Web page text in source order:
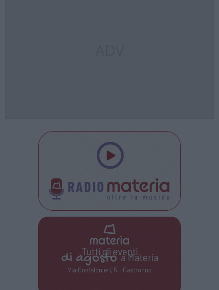
Tutti gli eventi
di agostoa Materia
Via Confalonieri, 5 - Castronno